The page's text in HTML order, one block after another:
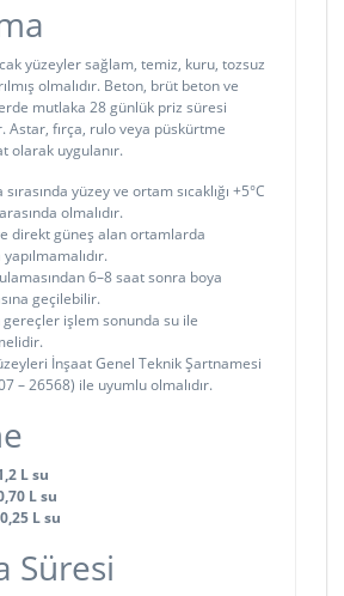
yüzeyler sağlam, temiz, kuru, tozsuz
olmalıdır. Beton, brüt beton ve
mutlaka 28 günlük priz süresi
Astar, fırça, rulo veya püskürtme
olarak uygulanır.
yüzey ve ortam sıcaklığı +5°C
olmalıdır.
direkt güneş alan ortamlarda
6–8 saat sonra boya
geçilebilir.
gereçler işlem sonunda su ile
İnşaat Genel Teknik Şartnamesi
– 26568) ile uyumlu olmalıdır.
L su
L su
0,25 L su
Süresi